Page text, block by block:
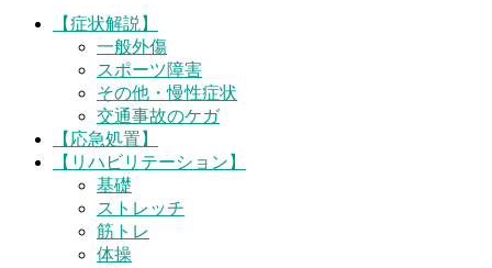
【症状解説】
一般外傷
スポーツ障害
その他・慢性症状
交通事故のケガ
【応急処置】
【リハビリテーション】
基礎
ストレッチ
筋トレ
体操